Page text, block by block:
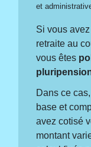
et
Si vous
retraite au
vous êtes
Dans ce
base et
avez cotisé
montant